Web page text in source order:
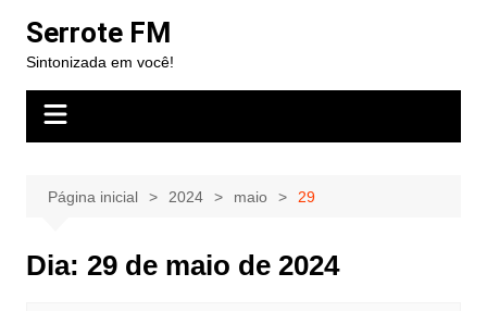
para
conteúdo
Serrote FM
Sintonizada em você!
Página inicial 2024 maio 29
Dia: 29 de maio de 2024